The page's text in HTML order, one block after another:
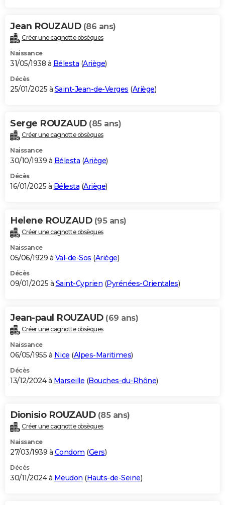
Jean ROUZAUD (86 ans)
Créer une cagnotte obsèques
Naissance
31/05/1938 à Bélesta (Ariège)
Décès
25/01/2025 à Saint-Jean-de-Verges (Ariège)
Serge ROUZAUD (85 ans)
Créer une cagnotte obsèques
Naissance
30/10/1939 à Bélesta (Ariège)
Décès
16/01/2025 à Bélesta (Ariège)
Helene ROUZAUD (95 ans)
Créer une cagnotte obsèques
Naissance
05/06/1929 à Val-de-Sos (Ariège)
Décès
09/01/2025 à Saint-Cyprien (Pyrénées-Orientales)
Jean-paul ROUZAUD (69 ans)
Créer une cagnotte obsèques
Naissance
06/05/1955 à Nice (Alpes-Maritimes)
Décès
13/12/2024 à Marseille (Bouches-du-Rhône)
Dionisio ROUZAUD (85 ans)
Créer une cagnotte obsèques
Naissance
27/03/1939 à Condom (Gers)
Décès
30/11/2024 à Meudon (Hauts-de-Seine)